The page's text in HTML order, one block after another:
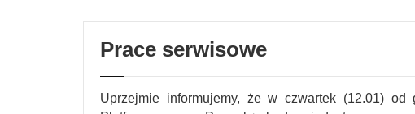
Prace serwisowe
Uprzejmie informujemy, że w czwartek (12.01)